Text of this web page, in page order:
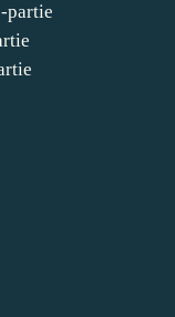
partie